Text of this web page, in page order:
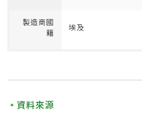
製造商國
籍
埃及
資料來源